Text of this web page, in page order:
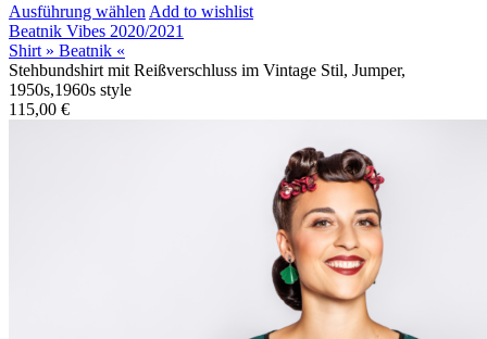
Ausführung wählen Add to wishlist
Beatnik Vibes 2020/2021
Shirt » Beatnik «
Stehbundshirt mit Reißverschluss im Vintage Stil, Jumper,
1950s,1960s style
115,00 €